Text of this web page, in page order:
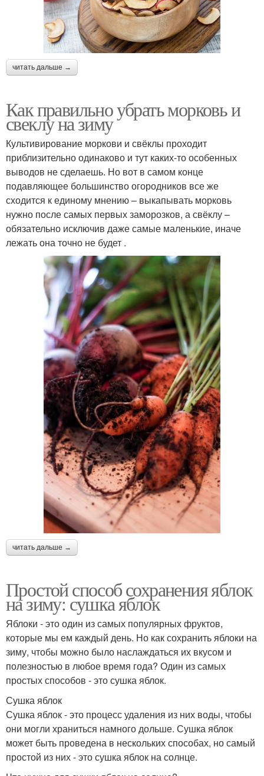
читать дальше →
Как правильно убрать морковь и
свеклу на зиму
Культивирование моркови и свёклы проходит
приблизительно одинаково и тут каких-то особенных
выводов не сделаешь. Но вот в самом конце
подавляющее большинство огородников все же
сходится к единому мнению – выкапывать морковь
нужно после самых первых заморозков, а свёклу –
обязательно исключив даже самые маленькие, иначе
лежать она точно не будет .
читать дальше →
Простой способ сохранения яблок
на зиму: сушка яблок
Яблоки - это один из самых популярных фруктов,
которые мы ем каждый день. Но как сохранить яблоки на
зиму, чтобы можно было наслаждаться их вкусом и
полезностью в любое время года? Один из самых
простых способов - это сушка яблок.
Сушка яблок
Сушка яблок - это процесс удаления из них воды, чтобы
они могли храниться намного дольше. Сушка яблок
может быть проведена в нескольких способах, но самый
простой из них - это сушка яблок на солнце.